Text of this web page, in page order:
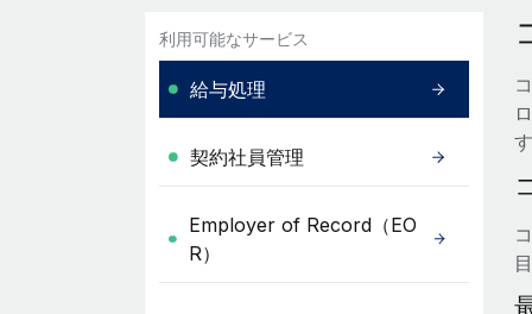
利用可能なサービス
給与処理
契約社員管理
Employer of Record（EO
R）